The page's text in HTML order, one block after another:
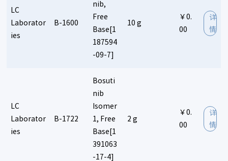
LC
Laborator
ies
B-1600
nib,
Free
Base[1
187594
-09-7]
10 g
￥0.
00
详
情
LC
Laborator
ies
B-1722
Bosuti
nib
Isomer
1, Free
Base[1
391063
-17-4]
2 g
￥0.
00
详
情